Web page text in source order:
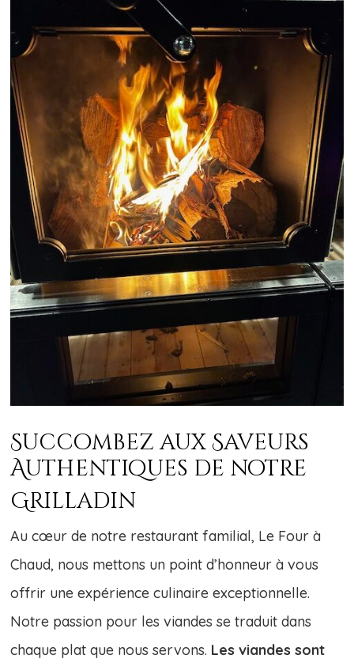
Succombez aux Saveurs
Authentiques de notre
Grilladin
Au cœur de notre restaurant familial, Le Four à
Chaud, nous mettons un point d’honneur à vous
offrir une expérience culinaire exceptionnelle.
Notre passion pour les viandes se traduit dans
chaque plat que nous servons. Les viandes sont